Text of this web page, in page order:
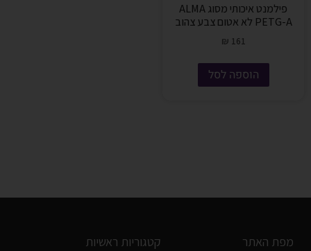
פילמנט איכותי מסוג ALMA
PETG-A לא אטום צבע צהוב
₪ 161
הוספה לסל
מפת האתר קטגוריות ראשיות